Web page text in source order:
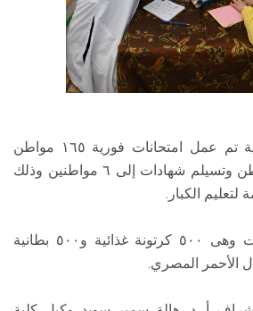
و عن محور محو الأمية تم عمل امتحانات فورية ١٦٥ مواطن
واستكتاب إلى ٢٢ مواطن وتسيلم شهادات إلى ٦ مواطنين وذلك
لتعليم الكبار.
كما تم تقديم مساعدات وهى ٥٠٠ كرتونة غذائية و٥٠٠ بطانية
الأحمر المصري.